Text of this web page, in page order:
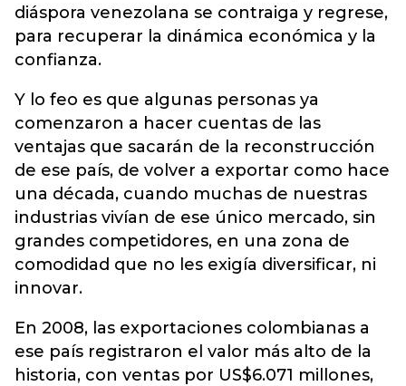
diáspora venezolana se contraiga y regrese,
para recuperar la dinámica económica y la
confianza.
Y lo feo es que algunas personas ya
comenzaron a hacer cuentas de las
ventajas que sacarán de la reconstrucción
de ese país, de volver a exportar como hace
una década, cuando muchas de nuestras
industrias vivían de ese único mercado, sin
grandes competidores, en una zona de
comodidad que no les exigía diversificar, ni
innovar.
En 2008, las exportaciones colombianas a
ese país registraron el valor más alto de la
historia, con ventas por US$6.071 millones,